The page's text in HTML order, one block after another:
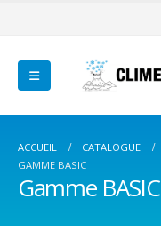
ACCUEIL CATALOGUE
GAMME BASIC
Gamme BASIC